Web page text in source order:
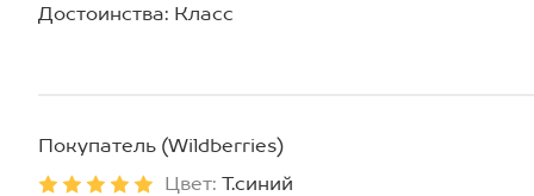
Достоинства: Класс
Покупатель (Wildberries)
Цвет: Т.синий